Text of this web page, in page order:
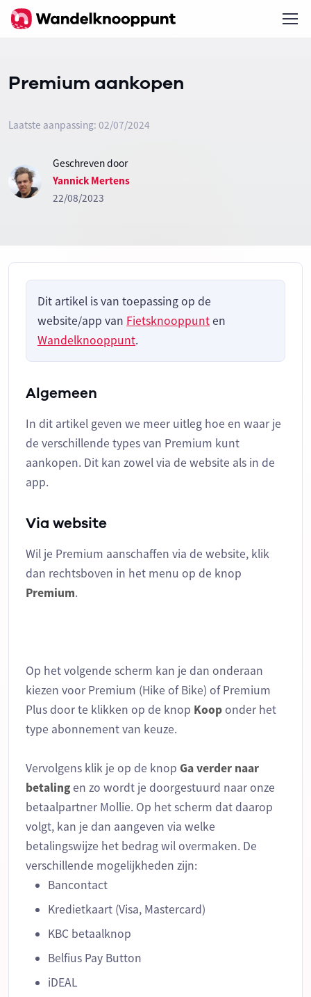
Premium aankopen
Laatste aanpassing: 02/07/2024
Geschreven door
Yannick Mertens
22/08/2023
Dit artikel is van toepassing op de
website/app van Fietsknooppunten
Wandelknooppunt.
Algemeen
In dit artikel geven we meer uitleg hoe en waar je
de verschillende types van Premium kunt
aankopen. Dit kan zowel via de website als in de
app.
Via website
Wil je Premium aanschaffen via de website, klik
dan rechtsboven in het menu op de knop
Premium.
Op het volgende scherm kan je dan onderaan
kiezen voor Premium (Hike of Bike) of Premium
Plus door te klikken op de knop Kooponder het
type abonnement van keuze.
Vervolgens klik je op de knop Ga verder naar
betalingen zo wordt je doorgestuurd naar onze
betaalpartner Mollie. Op het scherm dat daarop
volgt, kan je dan aangeven via welke
betalingswijze het bedrag wil overmaken. De
verschillende mogelijkheden zijn:
Bancontact
Kredietkaart (Visa, Mastercard)
KBC betaalknop
Belfius Pay Button
iDEAL